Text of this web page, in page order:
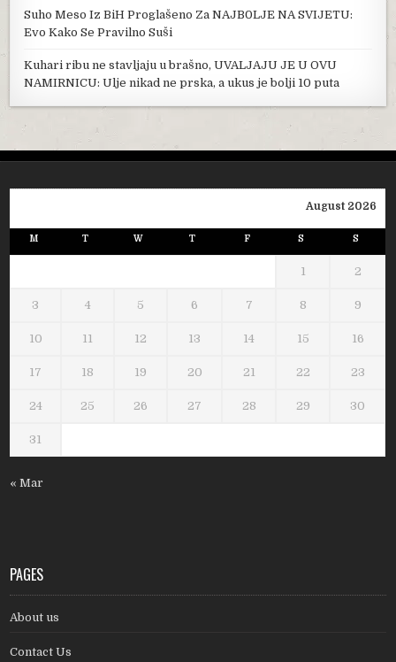
Suho Meso Iz BiH Proglašeno Za NAJB0LJE NA SVIJETU:
Evo Kako Se Pravilno Suši
Kuhari ribu ne stavljaju u brašno, UVALJAJU JE U OVU
NAMIRNICU: Ulje nikad ne prska, a ukus je bolji 10 puta
August 2026
M T W T F S S
1 2
3 4 5 6 7 8 9
10 11 12 13 14 15 16
17 18 19 20 21 22 23
24 25 26 27 28 29 30
31
« Mar
PAGES
About us
Contact Us